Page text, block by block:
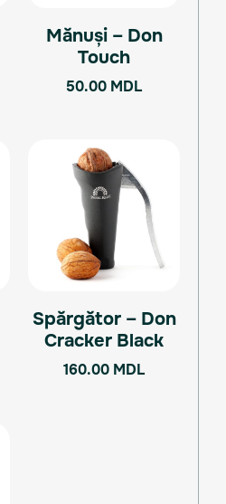
Mănuși – Don
Touch
50.00 MDL
Spărgător – Don
Cracker Black
160.00 MDL